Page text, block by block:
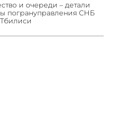
и очереди – детали
погрануправления СНБ